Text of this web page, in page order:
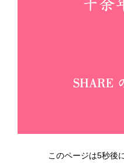
このページは5秒後